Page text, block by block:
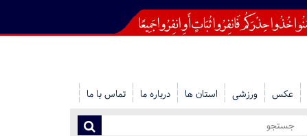
عکس ورزشی استان ها درباره ما تماس با ما